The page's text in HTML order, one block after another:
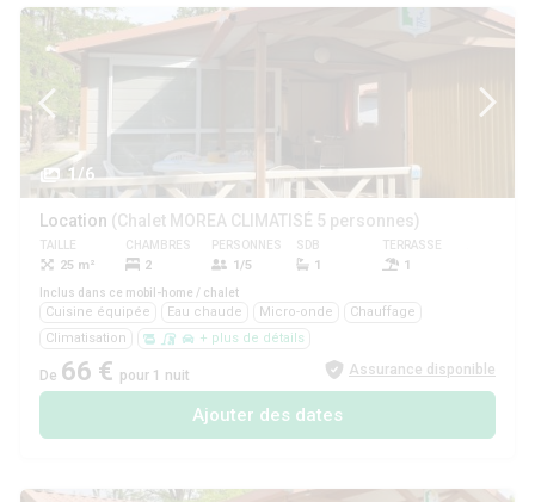
1/6
Location (Chalet MOREA CLIMATISÉ 5 personnes)
TAILLE
25 m²
CHAMBRES
2
PERSONNES
1/5
SDB
1
TERRASSE
1
Inclus dans ce mobil-home / chalet
Cuisine équipée Eau chaude Micro-onde
Chauffage
Climatisation
+ plus de détails
De 66 € pour 1 nuit Assurance disponible
Ajouter des dates